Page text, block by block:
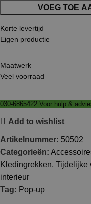
VOEG TOE
Korte levertijd
Eigen productie
Maatwerk
Veel voorraad
030-6865422 Voor hulp &
Add to wishlist
Artikelnummer: 50502
Categorieën:
Kledingrekken, Tijdelijke
interieur
Tag: Pop-up